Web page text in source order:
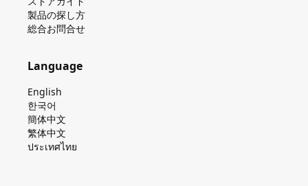
製品の探し⽅
総合お問合せ
Language
English
한국어
簡体中文
繁体中文
ประเทศไทย